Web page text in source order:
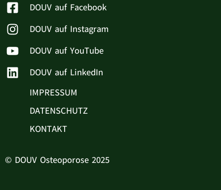
DOUV auf Facebook
DOUV auf Instagram
DOUV auf YouTube
DOUV auf LinkedIn
IMPRESSUM
DATENSCHUTZ
KONTAKT
© DOUV Osteoporose 2025